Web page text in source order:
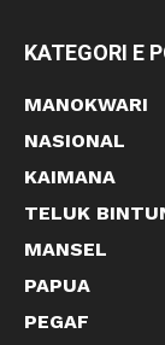
KATEGORI E
MANOKWARI
NASIONAL
KAIMANA
TELUK
MANSEL
PAPUA
PEGAF